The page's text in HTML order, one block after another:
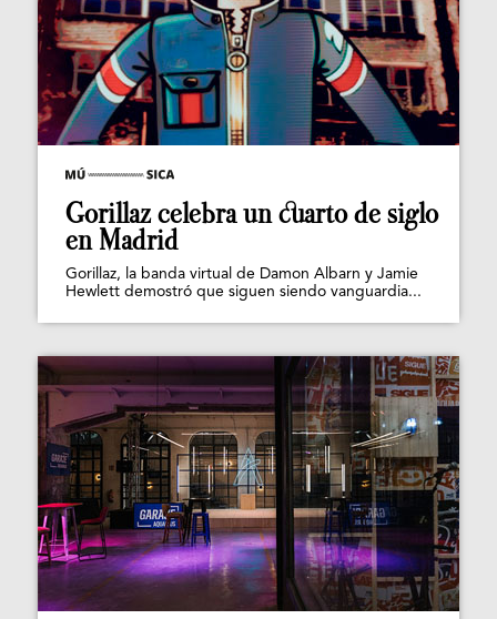
Gorillaz celebra un cuarto de siglo
en Madrid
Gorillaz, la banda virtual de Damon Albarn y Jamie
Hewlett demostró que siguen siendo vanguardia...